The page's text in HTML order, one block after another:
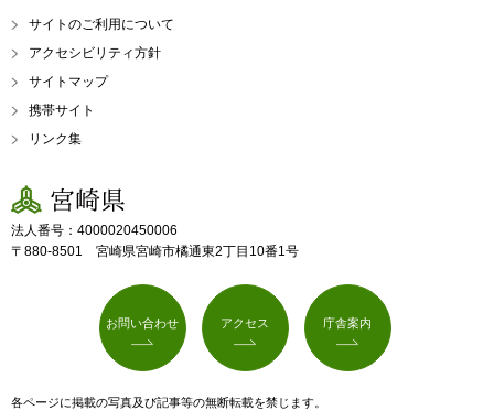
サイトのご利用について
アクセシビリティ方針
サイトマップ
携帯サイト
リンク集
宮崎県
法人番号：4000020450006
〒880-8501 宮崎県宮崎市橘通東2丁目10番1号
お問い合わせ アクセス 庁舎案内
各ページに掲載の写真及び記事等の無断転載を禁じます。